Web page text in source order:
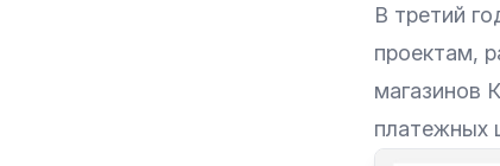
В третий
проектам,
магазинов
платежных